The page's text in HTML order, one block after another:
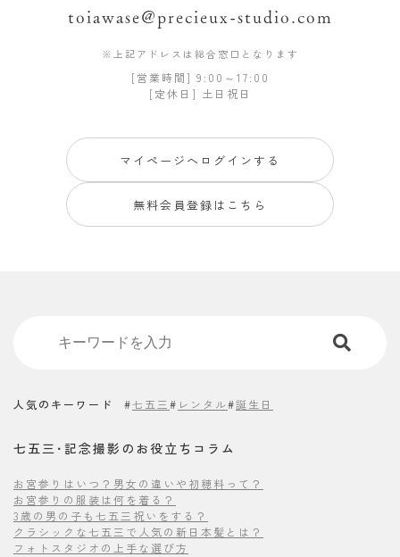
toiawase@precieux-studio.com
※上記アドレスは総合窓口となります
[営業時間] 9:00～17:00
[定休日] 土日祝日
マイページへログインする
無料会員登録はこちら
人気のキーワード #七五三 # レンタル#誕生日
七五三･記念撮影のお役立ちコラム
お宮参りはいつ？男女の違いや初穂料って？
お宮参りの服装は何を着る？
3歳の男の子も七五三祝いをする？
クラシックな七五三で人気の新日本髪とは？
フォトスタジオの上手な選び方